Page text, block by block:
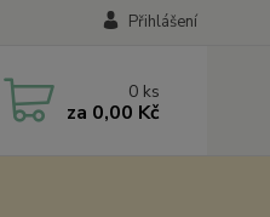
Přihlášení
0 ks
za 0,00 Kč